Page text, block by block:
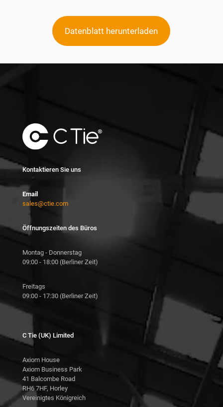
Datenblatt herunterladen
Kontaktieren Sie uns
Email
sales@ctie.com
Öffnungszeiten des Büros
Montag - Donnerstag
09:00 - 18:00 (Berliner Zeit)
Freitags
09:00 - 17:30 (Berliner Zeit)
C Tie (UK) Limited
Axiom House
Axiom Business Park
41 Balcombe Road
RH6 7HF, Horley
Vereinigtes Königreich